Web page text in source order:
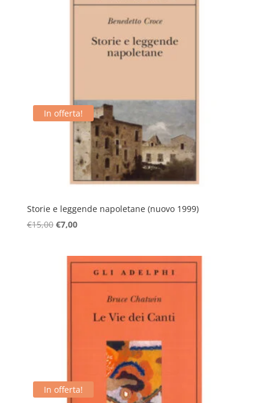
€16,00.€10,00.
In offerta!
Storie e leggende napoletane (nuovo 1999)
€15,00 Il
era:
€7,00Il
è:
€7,00.
In offerta!